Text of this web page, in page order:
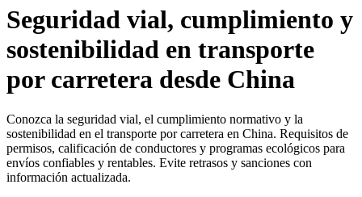
Seguridad vial, cumplimiento y
sostenibilidad en transporte
por carretera desde China
Conozca la seguridad vial, el cumplimiento normativo y la
sostenibilidad en el transporte por carretera en China. Requisitos de
permisos, calificación de conductores y programas ecológicos para
envíos confiables y rentables. Evite retrasos y sanciones con
información actualizada.